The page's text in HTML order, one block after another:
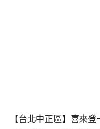
【台北中正區】喜來